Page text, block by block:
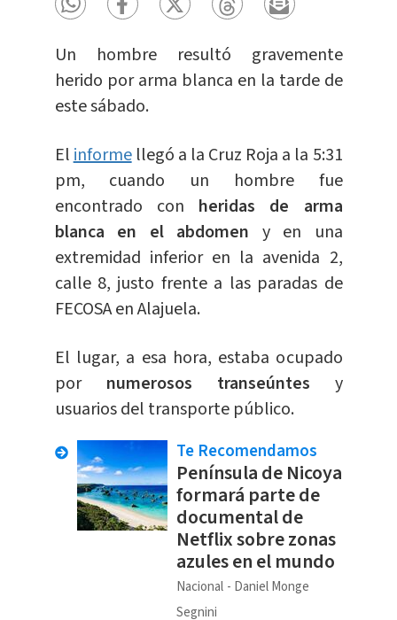
Un hombre resultó gravemente
herido por arma blanca en la tarde de
este sábado.
Elinformellegó a la Cruz Roja a la 5:31
pm, cuando un hombre fue
encontrado con heridas de arma
blanca en el abdomen y en una
extremidad inferior en la avenida 2,
calle 8, justo frente a las paradas de
FECOSA en Alajuela.
El lugar, a esa hora, estaba ocupado
por numerosos transeúntes y
usuarios del transporte público.
Te Recomendamos
Península de Nicoya
formará parte de
documental de
Netflix sobre zonas
azules en el mundo
Nacional
Daniel Monge
Segnini